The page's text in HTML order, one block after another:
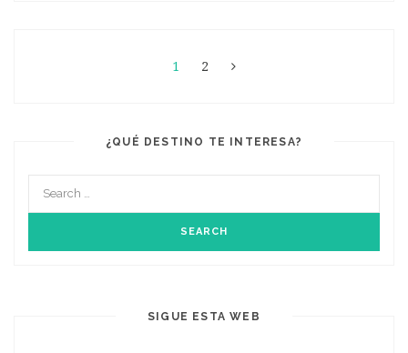
1 2
¿QUÉ DESTINO TE INTERESA?
SIGUE ESTA WEB